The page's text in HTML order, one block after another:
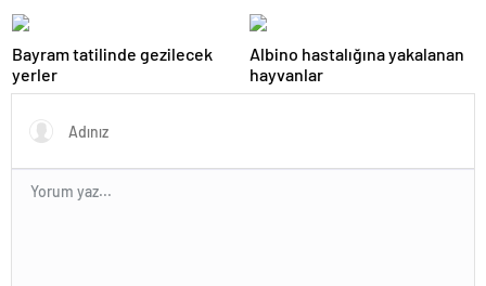
Bayram tatilinde gezilecek
yerler
Albino hastalığına yakalanan
hayvanlar